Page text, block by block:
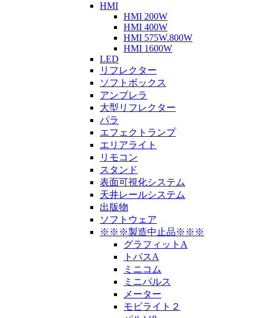
HMI
HMI 200W
HMI 400W
HMI 575W.800W
HMI 1600W
LED
リフレクター
ソフトボックス
アンブレラ
大型リフレクター
パラ
エフェクトランプ
エリアライト
リモコン
スタンド
表面可視化システム
天井レールシステム
出版物
ソフトウェア
※※※製造中止品※※※
グラフィットA
トパスA
ミニコム
ミニパルス
メーター
モビライト２